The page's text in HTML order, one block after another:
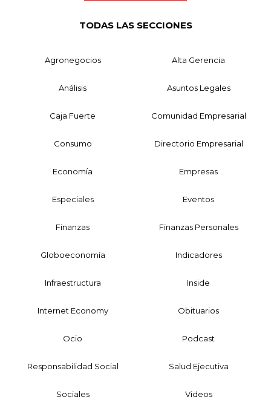
TODAS LAS SECCIONES
Agronegocios Alta Gerencia
Análisis Asuntos Legales
Caja Fuerte Comunidad Empresarial
Consumo Directorio Empresarial
Economía Empresas
Especiales Eventos
Finanzas Finanzas Personales
Globoeconomía Indicadores
Infraestructura Inside
Internet Economy Obituarios
Ocio Podcast
Responsabilidad Social Salud Ejecutiva
Sociales Videos